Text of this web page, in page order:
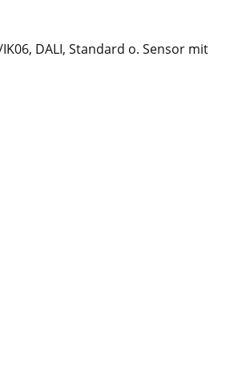
IK06, DALI, Standard o. Sensor mit